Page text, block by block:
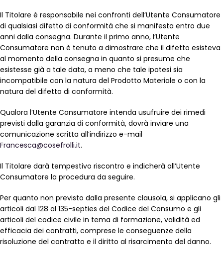
Il Titolare è responsabile nei confronti dell’Utente Consumatore
di qualsiasi difetto di conformità che si manifesta entro due
anni dalla consegna. Durante il primo anno, l’Utente
Consumatore non è tenuto a dimostrare che il difetto esisteva
al momento della consegna in quanto si presume che
esistesse già a tale data, a meno che tale ipotesi sia
incompatibile con la natura del Prodotto Materiale o con la
natura del difetto di conformità.
Qualora l’Utente Consumatore intenda usufruire dei rimedi
previsti dalla garanzia di conformità, dovrà inviare una
comunicazione scritta all’indirizzo e-mail
Francesca@cosefrolli.it.
Il Titolare darà tempestivo riscontro e indicherà all’Utente
Consumatore la procedura da seguire.
Per quanto non previsto dalla presente clausola, si applicano gli
articoli dal 128 al 135-septies del Codice del Consumo e gli
articoli del codice civile in tema di formazione, validità ed
efficacia dei contratti, comprese le conseguenze della
risoluzione del contratto e il diritto al risarcimento del danno.